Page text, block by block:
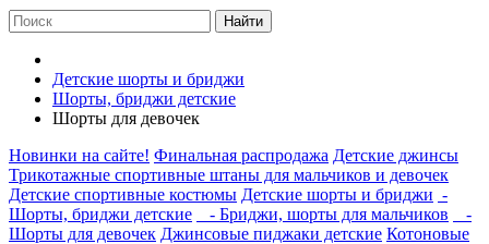
Найти
Детские шорты и бриджи
Шорты, бриджи детские
Шорты для девочек
Новинки на сайте! Финальная распродажа Детские джинсы
Трикотажные спортивные штаны для мальчиков и девочек
Детские спортивные костюмы Детские шорты и бриджи -
Шорты, бриджи детские
- Бриджи, шорты для мальчиков
-
Шорты для девочек Джинсовые пиджаки детские Котоновые